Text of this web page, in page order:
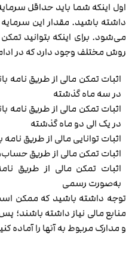
اول اینکه شما باید حداقل سرمایه
داشته باشید. مقدار این
می‌شود. برای اینکه بتوانید
روش مختلف وجود دارد که در
اثبات تمکن مالی از طریق
در سه ماه گذشته
اثبات تمکن مالی از طریق
در یک الی دو ماه گذشته
اثبات توانایی مالی از طریق
اثبات تمکن مالی از طریق
اثبات تمکن مالی از طریق
به‌صورت رسمی
توجه داشته باشید که ممکن
منابع مالی نیاز داشته باشند؛
و مدارک مربوط به آنها را آماده